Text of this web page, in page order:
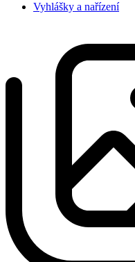
Vyhlášky a nařízení